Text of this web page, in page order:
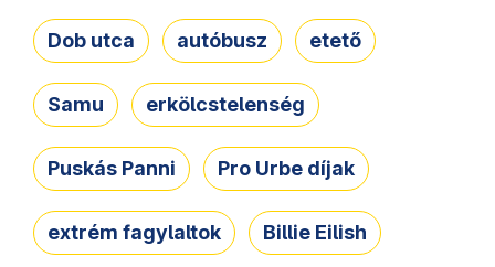
Dob utca autóbusz etető
Samu erkölcstelenség
Puskás Panni Pro Urbe díjak
extrém fagylaltok Billie Eilish